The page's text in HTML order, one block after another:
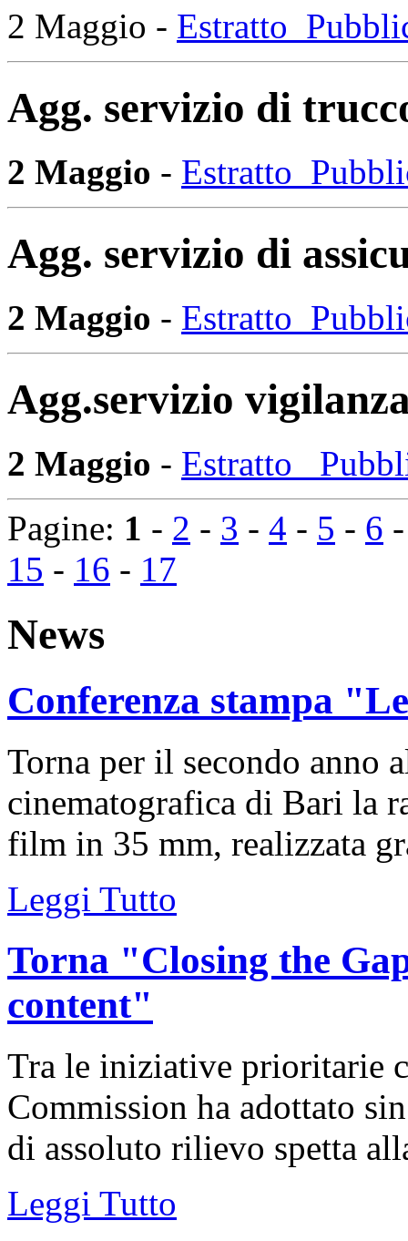
2 Maggio -
Agg. servizio di
2 Maggio -
Agg. servizio di
2 Maggio -
Agg.servizio
2 Maggio - Estratto_
Pagine: 1 - 2 - 3 - 4 - 5 - 6
15 - 16 - 17
News
Conferenza stampa
Torna per il secondo anno
cinematografica di Bari la
film in 35 mm, realizzata
Leggi Tutto
Torna "Closing the
content"
Tra le iniziative prioritarie
Commission ha adottato
di assoluto rilievo spetta
Leggi Tutto